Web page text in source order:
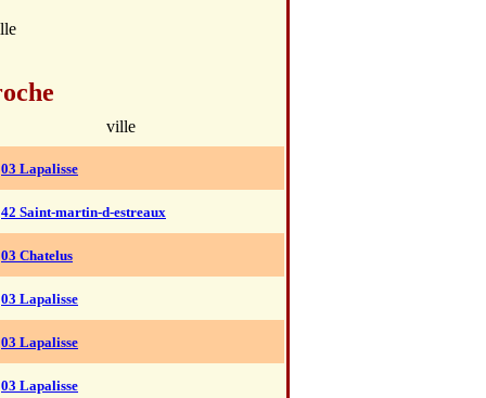
ville
03 Lapalisse
42 Saint-martin-d-estreaux
03 Chatelus
03 Lapalisse
03 Lapalisse
03 Lapalisse